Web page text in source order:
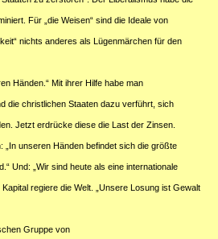
Für „die Weisen“ sind die Ideale von
nichts anderes als Lügenmärchen für den
Händen.“ Mit ihrer Hilfe habe man
die christlichen Staaten dazu verführt, sich
Jetzt erdrücke diese die Last der Zinsen.
„In unseren Händen befindet sich die größte
Und: „Wir sind heute als eine internationale
regiere die Welt. „Unsere Losung ist Gewalt
Gruppe von